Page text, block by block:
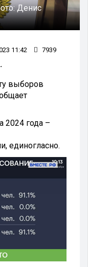
Денис
11:42 7939
выборов
2024 года –
единогласно.